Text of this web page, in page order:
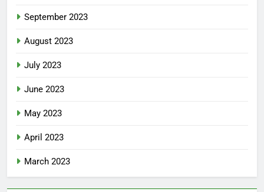
September 2023
August 2023
July 2023
June 2023
May 2023
April 2023
March 2023